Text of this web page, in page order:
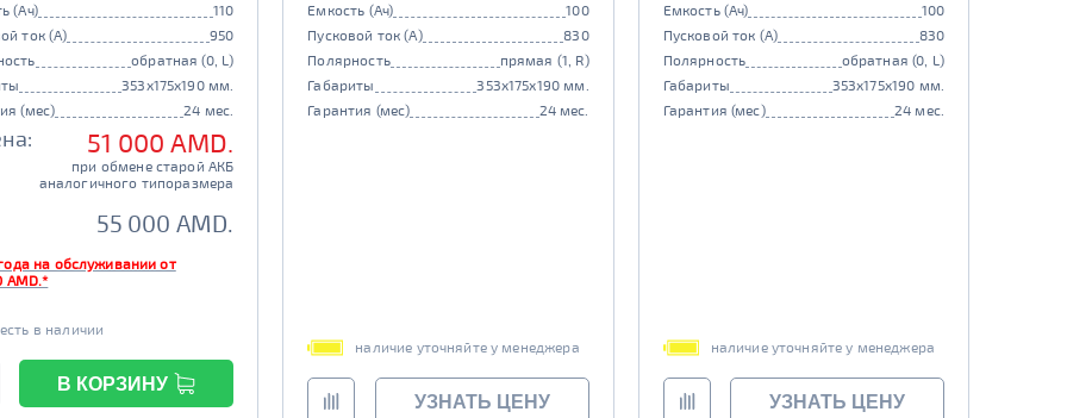
(Ач)
110
ток (А)
950
обратная (0, L)
353x175x190 мм.
(мес)
24 мес.
51 000 AMD.
при обмене старой АКБ
аналогичного типоразмера
55 000 AMD.
на обслуживании от
AMD.*
есть в наличии
В КОРЗИНУ
Емкость (Ач)
100
Пусковой ток (А)
830
Полярность
прямая (1, R)
Габариты
353x175x190 мм.
Гарантия (мес)
24 мес.
наличие уточняйте у менеджера
УЗНАТЬ ЦЕНУ
Емкость (Ач)
100
Пусковой ток (А)
830
Полярность
обратная (0, L)
Габариты
353x175x190 мм.
Гарантия (мес)
24 мес.
наличие уточняйте у менеджера
УЗНАТЬ ЦЕНУ